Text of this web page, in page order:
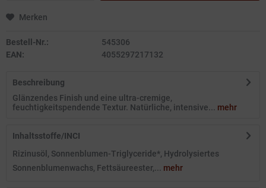
Merken
Bestell-Nr.:
545306
EAN:
4055297217132
Beschreibung
Glänzendes Finish und eine ultra-cremige,
feuchtigkeitspendende Textur. Natürliche, intensive... mehr
Inhaltsstoffe/INCI
Rizinusöl, Sonnenblumen-Triglyceride*, Hydrolysiertes
Sonnenblumenwachs, Fettsäureester,... mehr